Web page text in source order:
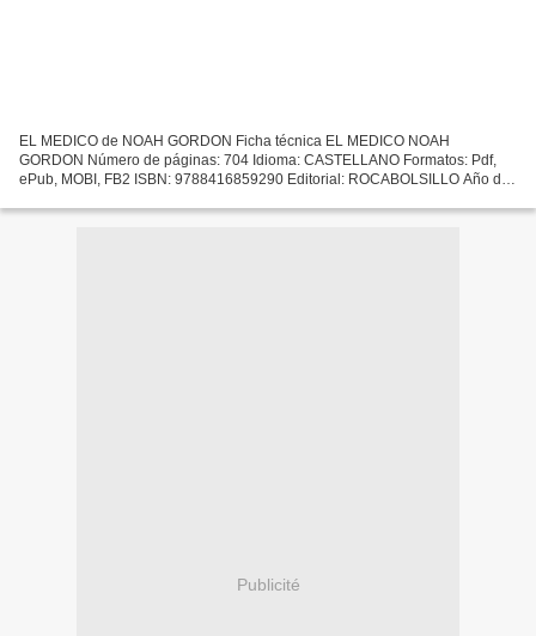
EL MEDICO de NOAH GORDON Ficha técnica EL MEDICO NOAH
GORDON Número de páginas: 704 Idioma: CASTELLANO Formatos: Pdf,
ePub, MOBI, FB2 ISBN: 9788416859290 Editorial: ROCABOLSILLO Año de
Publicité